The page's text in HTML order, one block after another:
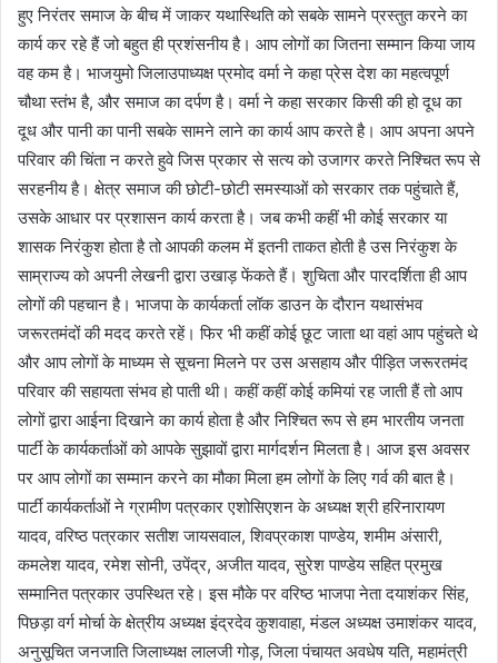
हुए निरंतर समाज के बीच में जाकर यथास्थिति को सबके सामने प्रस्तुत करने का
कार्य कर रहे हैं जो बहुत ही प्रशंसनीय है। आप लोगों का जितना सम्मान किया जाय
वह कम है। भाजयुमो जिलाउपाध्यक्ष प्रमोद वर्मा ने कहा प्रेस देश का महत्वपूर्ण
चौथा स्तंभ है, और समाज का दर्पण है। वर्मा ने कहा सरकार किसी की हो दूध का
दूध और पानी का पानी सबके सामने लाने का कार्य आप करते है। आप अपना अपने
परिवार की चिंता न करते हुवे जिस प्रकार से सत्य को उजागर करते निश्चित रूप से
सरहनीय है। क्षेत्र समाज की छोटी-छोटी समस्याओं को सरकार तक पहुंचाते हैं,
उसके आधार पर प्रशासन कार्य करता है। जब कभी कहीं भी कोई सरकार या
शासक निरंकुश होता है तो आपकी कलम में इतनी ताकत होती है उस निरंकुश के
साम्राज्य को अपनी लेखनी द्वारा उखाड़ फेंकते हैं। शुचिता और पारदर्शिता ही आप
लोगों की पहचान है। भाजपा के कार्यकर्ता लॉक डाउन के दौरान यथासंभव
जरूरतमंदों की मदद करते रहें। फिर भी कहीं कोई छूट जाता था वहां आप पहुंचते थे
और आप लोगों के माध्यम से सूचना मिलने पर उस असहाय और पीड़ित जरूरतमंद
परिवार की सहायता संभव हो पाती थी। कहीं कहीं कोई कमियां रह जाती हैं तो आप
लोगों द्वारा आईना दिखाने का कार्य होता है और निश्चित रूप से हम भारतीय जनता
पार्टी के कार्यकर्ताओं को आपके सुझावों द्वारा मार्गदर्शन मिलता है। आज इस अवसर
पर आप लोगों का सम्मान करने का मौका मिला हम लोगों के लिए गर्व की बात है।
पार्टी कार्यकर्ताओं ने ग्रामीण पत्रकार एशोसिएशन के अध्यक्ष श्री हरिनारायण
यादव, वरिष्ठ पत्रकार सतीश जायसवाल, शिवप्रकाश पाण्डेय, शमीम अंसारी,
कमलेश यादव, रमेश सोनी, उपेंद्र, अजीत यादव, सुरेश पाण्डेय सहित प्रमुख
सम्मानित पत्रकार उपस्थित रहे। इस मौके पर वरिष्ठ भाजपा नेता दयाशंकर सिंह,
पिछड़ा वर्ग मोर्चा के क्षेत्रीय अध्यक्ष इंद्रदेव कुशवाहा, मंडल अध्यक्ष उमाशंकर यादव,
अनुसूचित जनजाति जिलाध्यक्ष लालजी गोड़, जिला पंचायत अवधेष यति, महामंत्री